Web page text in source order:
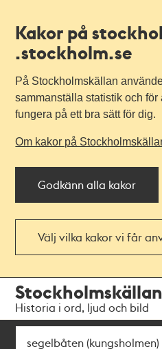
Kakor på
.stockholm.se
På Stockholmskällan
sammanställa statistik och för
fungera på ett bra sätt för dig.
Om kakor på
Godkänn alla kakor
Välj vilka kakor vi får
navigationen
huvudinnehållet
Stockholmskällan
Historia i ord, ljud och bild
Sök